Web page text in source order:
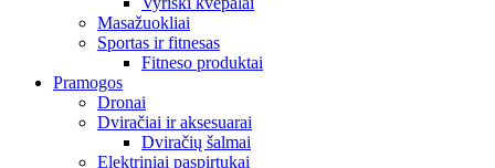
Masažuokliai
Sportas ir fitnesas
Fitneso produktai
Pramogos
Dronai
Dviračiai ir aksesuarai
Dviračių šalmai
Elektriniai paspirtukai